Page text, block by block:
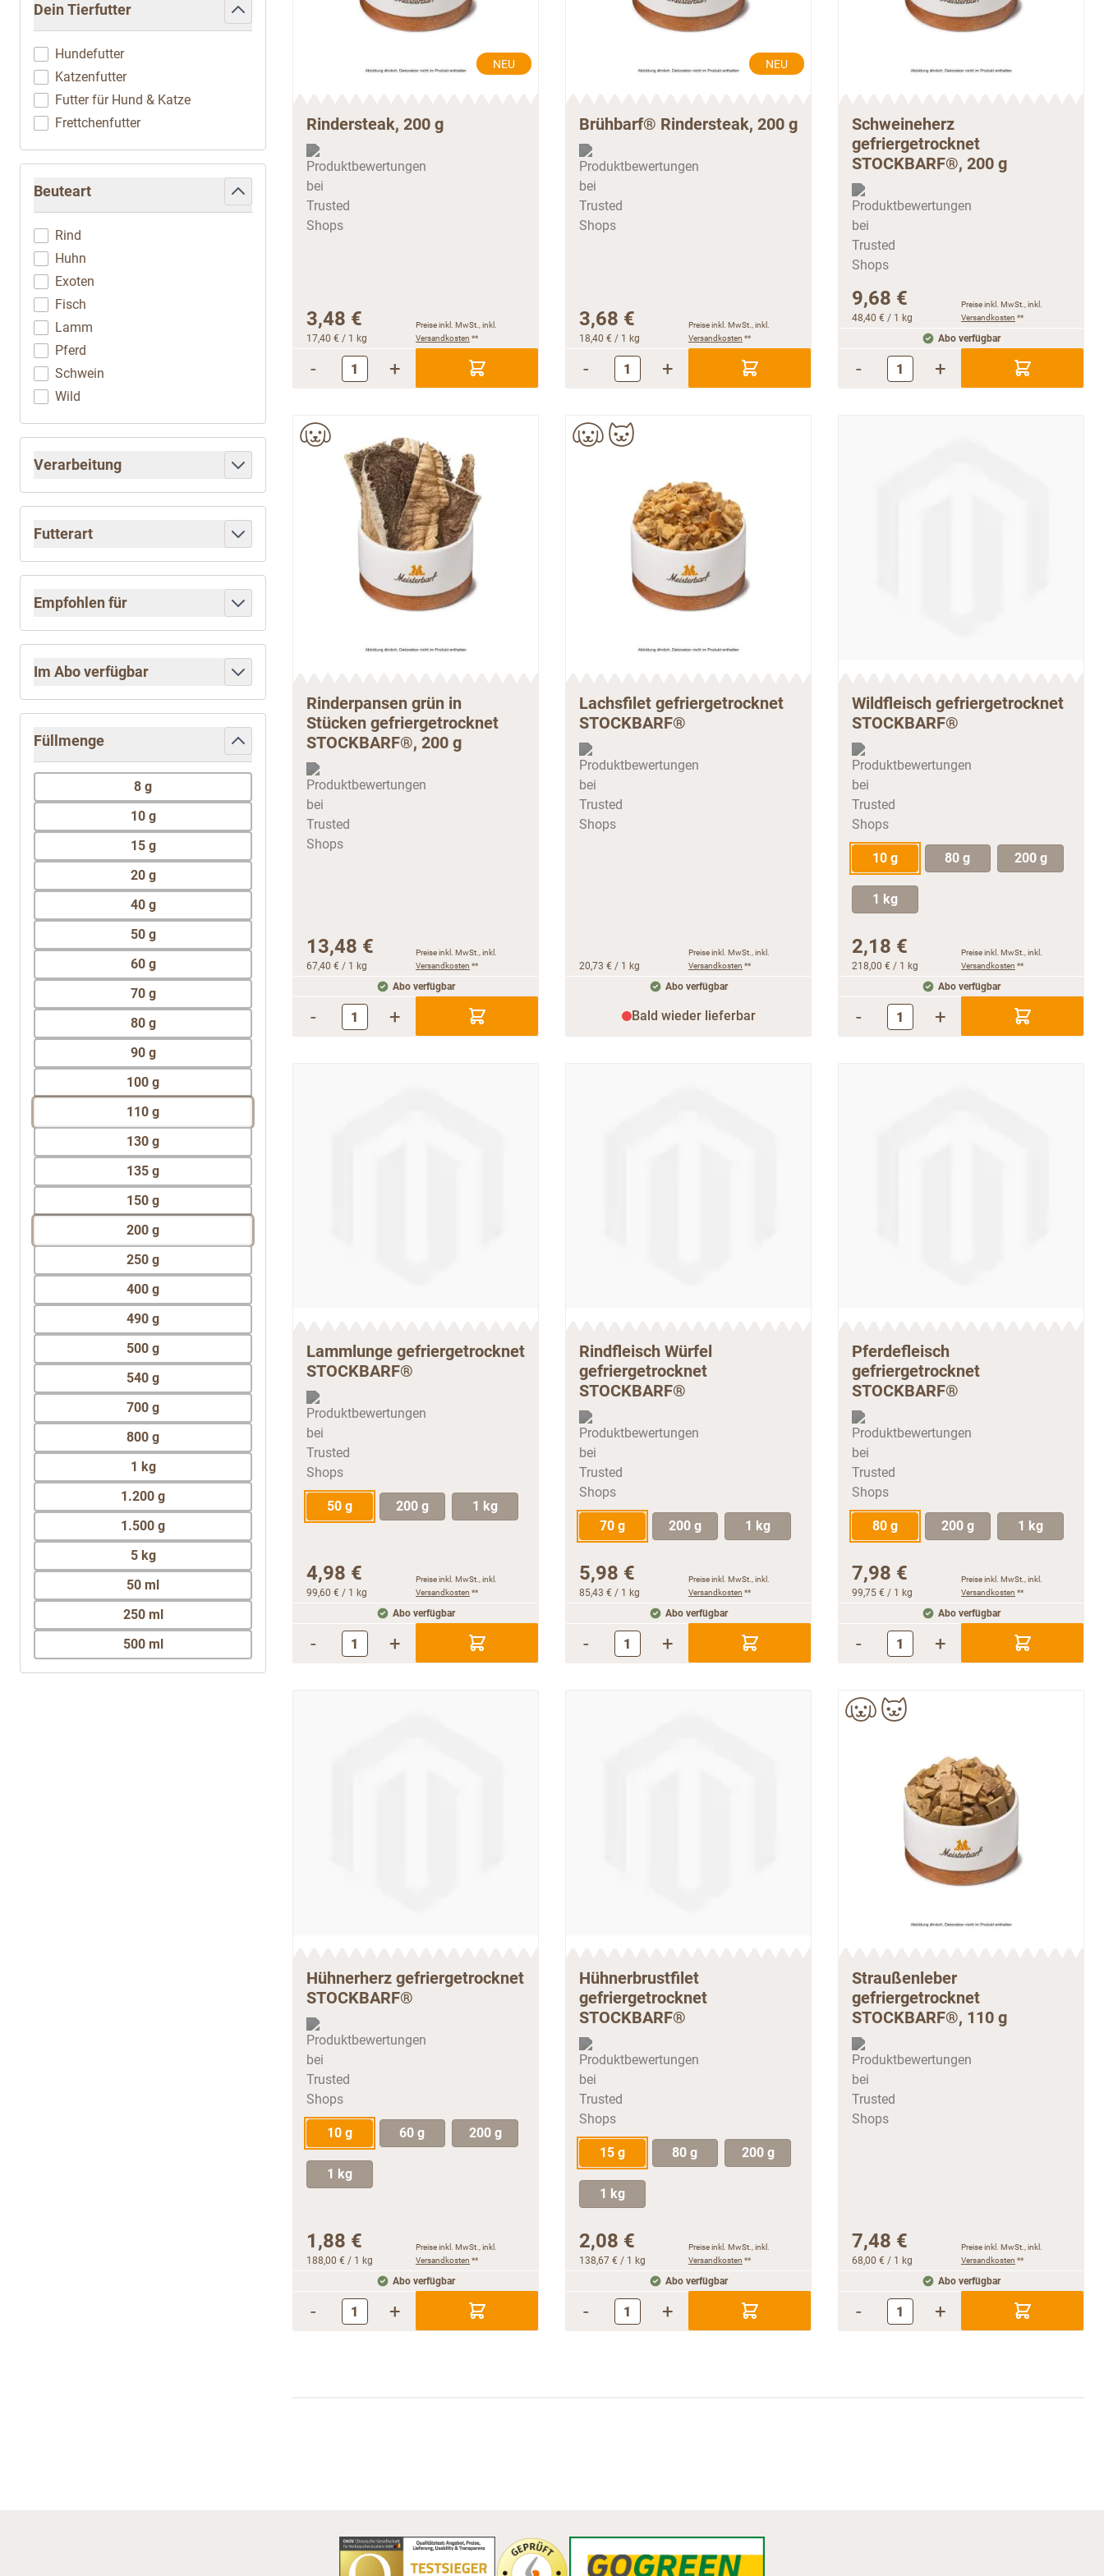
Dein Tierfutter
filter
Hundefutter
Katzenfutter
Futter für Hund & Katze
Frettchenfutter
Beuteart
filter
Rind
Huhn
Exoten
Fisch
Lamm
Pferd
Schwein
Wild
Verarbeitung
Futterart
Empfohlen für
Im Abo verfügbar
Füllmenge
filter
8 g
10 g
15 g
20 g
40 g
50 g
60 g
70 g
80 g
90 g
100 g
110 g
130 g
135 g
150 g
200 g
250 g
400 g
490 g
500 g
540 g
700 g
800 g
1 kg
1.200 g
1.500 g
5 kg
50 ml
250 ml
500 ml
NEU
Rindersteak, 200 g
3,48 €
17,40 € / 1 kg
Preise inkl. MwSt., inkl.
Versandkosten **
- +
NEU
Brühbarf® Rindersteak, 200 g
3,68 €
18,40 € / 1 kg
Preise inkl. MwSt., inkl.
Versandkosten **
- +
Schweineherz
gefriergetrocknet
STOCKBARF®, 200 g
9,68 €
48,40 € / 1 kg
Preise inkl. MwSt., inkl.
Versandkosten **
Abo verfügbar
- +
Rinderpansen grün in
Stücken gefriergetrocknet
STOCKBARF®, 200 g
13,48 €
67,40 € / 1 kg
Preise inkl. MwSt., inkl.
Versandkosten **
Abo verfügbar
- +
Lachsfilet gefriergetrocknet
STOCKBARF®
20,73 € / 1 kg
Preise inkl. MwSt., inkl.
Versandkosten **
Abo verfügbar
Bald wieder lieferbar
Wildfleisch gefriergetrocknet
STOCKBARF®
10 g 80 g 200 g
1 kg
2,18 €
218,00 € / 1 kg
Preise inkl. MwSt., inkl.
Versandkosten **
Abo verfügbar
- +
Lammlunge gefriergetrocknet
STOCKBARF®
50 g 200 g 1 kg
4,98 €
99,60 € / 1 kg
Preise inkl. MwSt., inkl.
Versandkosten **
Abo verfügbar
- +
Rindfleisch Würfel
gefriergetrocknet
STOCKBARF®
70 g 200 g 1 kg
5,98 €
85,43 € / 1 kg
Preise inkl. MwSt., inkl.
Versandkosten **
Abo verfügbar
- +
Pferdefleisch
gefriergetrocknet
STOCKBARF®
80 g 200 g 1 kg
7,98 €
99,75 € / 1 kg
Preise inkl. MwSt., inkl.
Versandkosten **
Abo verfügbar
- +
Hühnerherz gefriergetrocknet
STOCKBARF®
10 g 60 g 200 g
1 kg
1,88 €
188,00 € / 1 kg
Preise inkl. MwSt., inkl.
Versandkosten **
Abo verfügbar
- +
Hühnerbrustfilet
gefriergetrocknet
STOCKBARF®
15 g 80 g 200 g
1 kg
2,08 €
138,67 € / 1 kg
Preise inkl. MwSt., inkl.
Versandkosten **
Abo verfügbar
- +
Straußenleber
gefriergetrocknet
STOCKBARF®, 110 g
7,48 €
68,00 € / 1 kg
Preise inkl. MwSt., inkl.
Versandkosten **
Abo verfügbar
- +